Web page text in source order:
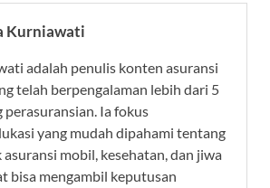
Kurniawati
adalah penulis konten asuransi
telah berpengalaman lebih dari 5
Ia fokus
yang mudah dipahami tentang
mobil, kesehatan, dan jiwa
bisa mengambil keputusan